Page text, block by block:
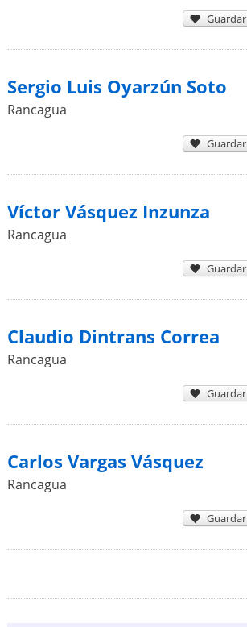
Guardar
Sergio Luis Oyarzún Soto
Rancagua
Guardar
Víctor Vásquez Inzunza
Rancagua
Guardar
Claudio Dintrans Correa
Rancagua
Guardar
Carlos Vargas Vásquez
Rancagua
Guardar